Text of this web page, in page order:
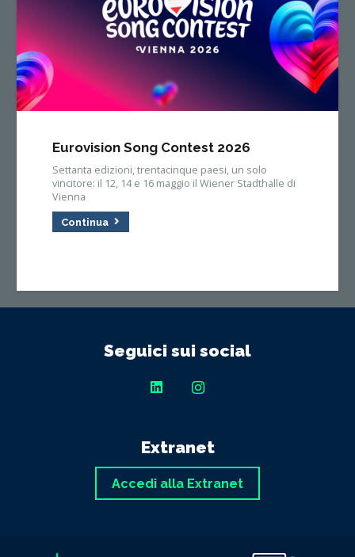
Eurovision Song Contest 2026
Settanta edizioni, trentacinque paesi, un solo
vincitore: il 12, 14 e 16 maggio il Wiener Stadthalle di
Vienna
Continua
Seguici sui social
Extranet
Accedi alla Extranet